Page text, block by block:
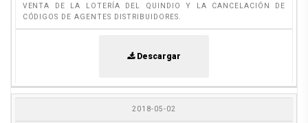
VENTA DE LA LOTERÍA DEL QUINDIO Y LA CANCELACIÓN DE
CÓDIGOS DE AGENTES DISTRIBUIDORES.
Descargar
2018-05-02